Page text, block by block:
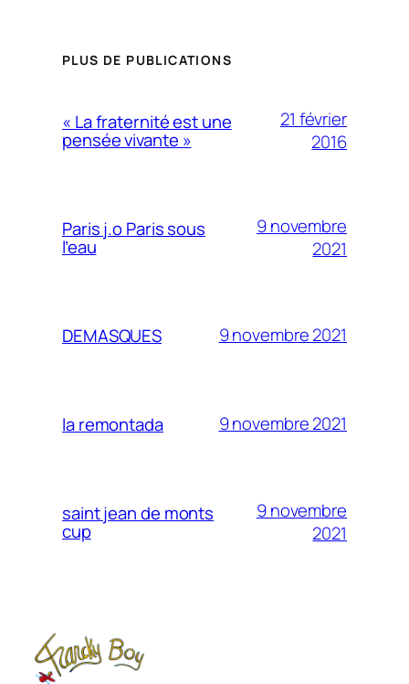
PLUS DE PUBLICATIONS
« La fraternité est une
pensée vivante »
21 février
2016
Paris j.o Paris sous
l’eau
9 novembre
2021
DEMASQUES 9 novembre 2021
la remontada 9 novembre 2021
saint jean de monts
cup
9 novembre
2021